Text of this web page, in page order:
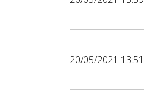
20/05/2021 13:51